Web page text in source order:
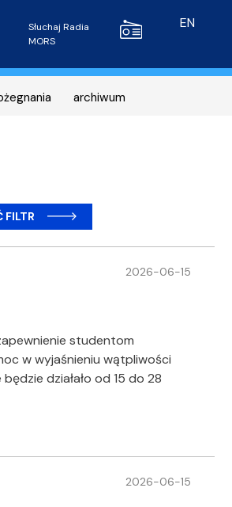
Radio MORS
Słuchaj Radia
MORS
EN
archiwum
FILTR
2026-06-15
studentom
w wyjaśnieniu wątpliwości
działało od 15 do 28
2026-06-15